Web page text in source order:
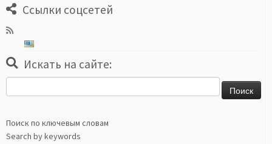
Ссылки соцсетей
Искать на сайте:
Поиск по ключевым словам
Search by keywords